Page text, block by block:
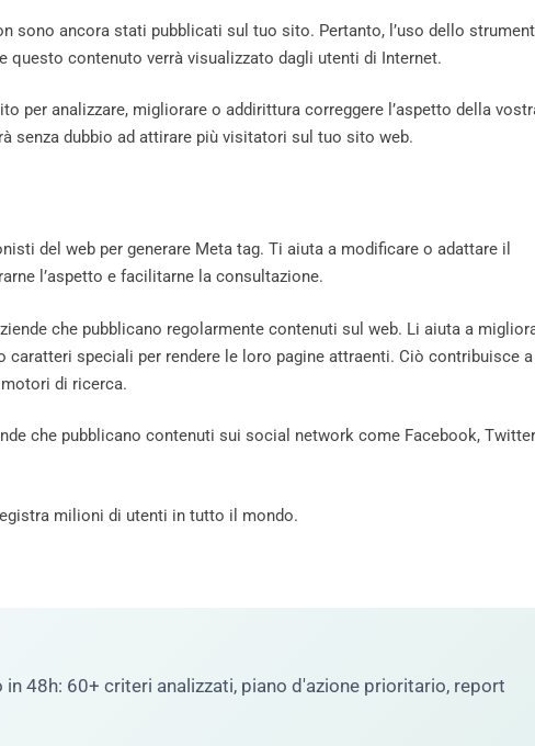
sono ancora stati pubblicati sul tuo sito. Pertanto, l’uso dello
questo contenuto verrà visualizzato dagli utenti di Internet.
per analizzare, migliorare o addirittura correggere l’aspetto della
senza dubbio ad attirare più visitatori sul tuo sito web.
del web per generare Meta tag. Ti aiuta a modificare o adattare il
l’aspetto e facilitarne la consultazione.
che pubblicano regolarmente contenuti sul web. Li aiuta a
speciali per rendere le loro pagine attraenti. Ciò contribuisce
di ricerca.
che pubblicano contenuti sui social network come Facebook,
milioni di utenti in tutto il mondo.
48h: 60+ criteri analizzati, piano d'azione prioritario, report